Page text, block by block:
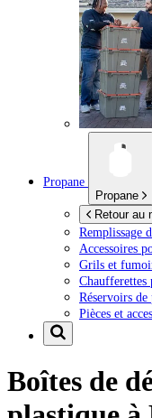
Propane
Propane
Retour au
Remplissage
Accessoires
Grils et
Chaufferettes
Réservoirs de
Pièces et
Boîtes de